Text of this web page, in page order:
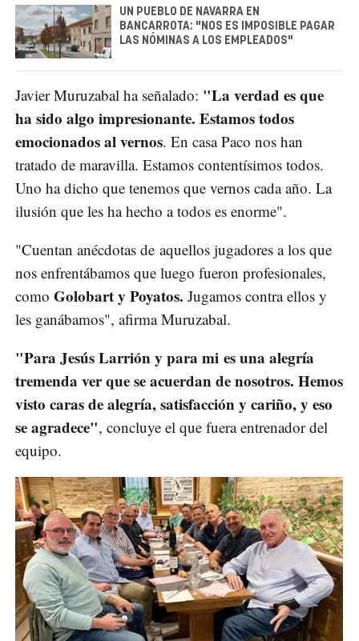
UN PUEBLO DE NAVARRA EN
BANCARROTA: "NOS ES IMPOSIBLE PAGAR
LAS NÓMINAS A LOS EMPLEADOS"
Javier Muruzabal ha señalado: "La verdad es que
ha sido algo impresionante. Estamos todos
emocionados al vernos. En casa Paco nos han
tratado de maravilla. Estamos contentísimos todos.
Uno ha dicho que tenemos que vernos cada año. La
ilusión que les ha hecho a todos es enorme".
"Cuentan anécdotas de aquellos jugadores a los que
nos enfrentábamos que luego fueron profesionales,
como Golobart y Poyatos. Jugamos contra ellos y
les ganábamos", afirma Muruzabal.
"Para Jesús Larrión y para mi es una alegría
tremenda ver que se acuerdan de nosotros. Hemos
visto caras de alegría, satisfacción y cariño, y eso
se agradece", concluye el que fuera entrenador del
equipo.